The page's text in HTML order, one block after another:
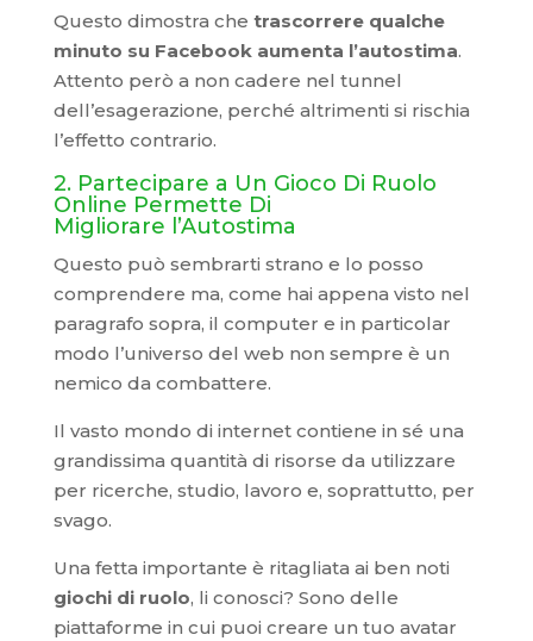
Questo dimostra che trascorrere qualche
minuto su Facebook aumenta l’autostima.
Attento però a non cadere nel tunnel
dell’esagerazione, perché altrimenti si rischia
l’effetto contrario.
2. Partecipare a Un Gioco Di Ruolo
Online Permette Di
Migliorare l’Autostima
Questo può sembrarti strano e lo posso
comprendere ma, come hai appena visto nel
paragrafo sopra, il computer e in particolar
modo l’universo del web non sempre è un
nemico da combattere.
Il vasto mondo di internet contiene in sé una
grandissima quantità di risorse da utilizzare
per ricerche, studio, lavoro e, soprattutto, per
svago.
Una fetta importante è ritagliata ai ben noti
giochi di ruolo, li conosci? Sono delle
piattaforme in cui puoi creare un tuo avatar